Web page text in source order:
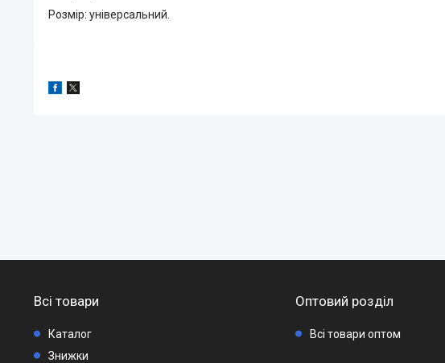
Розмір: універсальний.
Всі товари
Каталог
Знижки
Оптовий розділ
Всі товари оптом